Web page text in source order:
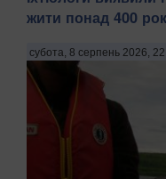
жити понад 400
субота, 8 серпень 2026,